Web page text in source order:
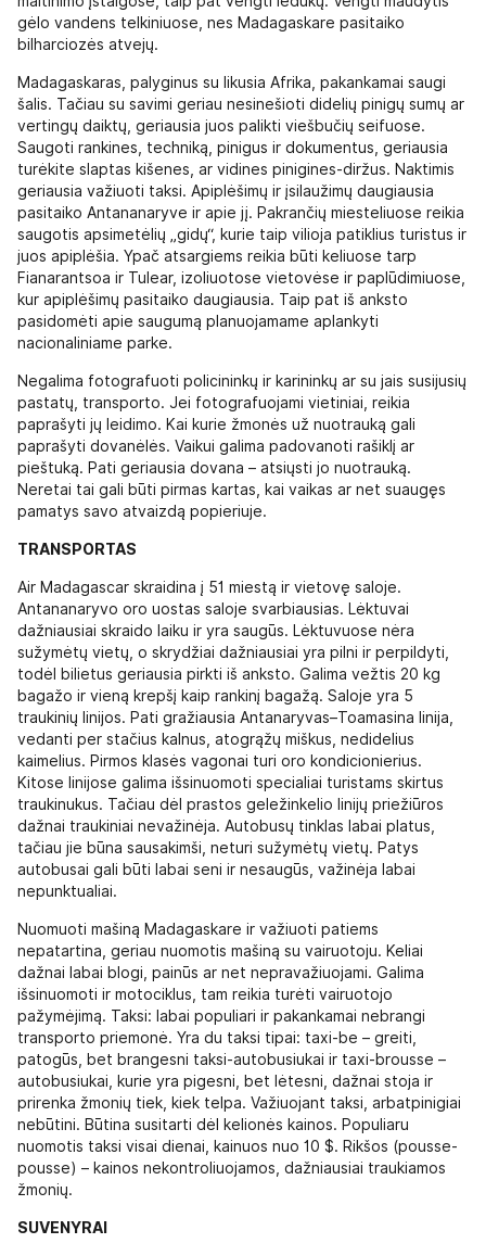
gėlo vandens telkiniuose, nes Madagaskare pasitaiko
bilharciozės atvejų.
Madagaskaras, palyginus su likusia Afrika, pakankamai saugi
šalis. Tačiau su savimi geriau nesinešioti didelių pinigų sumų ar
vertingų daiktų, geriausia juos palikti viešbučių seifuose.
Saugoti rankines, techniką, pinigus ir dokumentus, geriausia
turėkite slaptas kišenes, ar vidines pinigines-diržus. Naktimis
geriausia važiuoti taksi. Apiplėšimų ir įsilaužimų daugiausia
pasitaiko Antananaryve ir apie jį. Pakrančių miesteliuose reikia
saugotis apsimetėlių „gidų“, kurie taip vilioja patiklius turistus ir
juos apiplėšia. Ypač atsargiems reikia būti keliuose tarp
Fianarantsoa ir Tulear, izoliuotose vietovėse ir paplūdimiuose,
kur apiplėšimų pasitaiko daugiausia. Taip pat iš anksto
pasidomėti apie saugumą planuojamame aplankyti
nacionaliniame parke.
Negalima fotografuoti policininkų ir karininkų ar su jais susijusių
pastatų, transporto. Jei fotografuojami vietiniai, reikia
paprašyti jų leidimo. Kai kurie žmonės už nuotrauką gali
paprašyti dovanėlės. Vaikui galima padovanoti rašiklį ar
pieštuką. Pati geriausia dovana – atsiųsti jo nuotrauką.
Neretai tai gali būti pirmas kartas, kai vaikas ar net suaugęs
pamatys savo atvaizdą popieriuje.
TRANSPORTAS
Air Madagascar skraidina į 51 miestą ir vietovę saloje.
Antananaryvo oro uostas saloje svarbiausias. Lėktuvai
dažniausiai skraido laiku ir yra saugūs. Lėktuvuose nėra
sužymėtų vietų, o skrydžiai dažniausiai yra pilni ir perpildyti,
todėl bilietus geriausia pirkti iš anksto. Galima vežtis 20 kg
bagažo ir vieną krepšį kaip rankinį bagažą. Saloje yra 5
traukinių linijos. Pati gražiausia Antanaryvas–Toamasina linija,
vedanti per stačius kalnus, atogrąžų miškus, nedidelius
kaimelius. Pirmos klasės vagonai turi oro kondicionierius.
Kitose linijose galima išsinuomoti specialiai turistams skirtus
traukinukus. Tačiau dėl prastos geležinkelio linijų priežiūros
dažnai traukiniai nevažinėja. Autobusų tinklas labai platus,
tačiau jie būna sausakimši, neturi sužymėtų vietų. Patys
autobusai gali būti labai seni ir nesaugūs, važinėja labai
nepunktualiai.
Nuomuoti mašiną Madagaskare ir važiuoti patiems
nepatartina, geriau nuomotis mašiną su vairuotoju. Keliai
dažnai labai blogi, painūs ar net nepravažiuojami. Galima
išsinuomoti ir motociklus, tam reikia turėti vairuotojo
pažymėjimą. Taksi: labai populiari ir pakankamai nebrangi
transporto priemonė. Yra du taksi tipai: taxi-be – greiti,
patogūs, bet brangesni taksi-autobusiukai ir taxi-brousse –
autobusiukai, kurie yra pigesni, bet lėtesni, dažnai stoja ir
prirenka žmonių tiek, kiek telpa. Važiuojant taksi, arbatpinigiai
nebūtini. Būtina susitarti dėl kelionės kainos. Populiaru
nuomotis taksi visai dienai, kainuos nuo 10 $. Rikšos (pousse-
pousse) – kainos nekontroliuojamos, dažniausiai traukiamos
žmonių.
SUVENYRAI